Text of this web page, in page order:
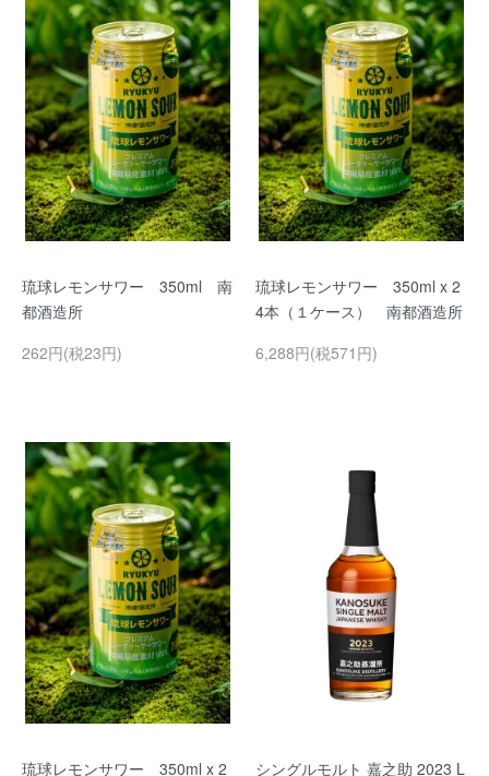
琉球レモンサワー 350ml 南
都酒造所
262円(税23円)
琉球レモンサワー 350ml x 2
4本（１ケース） 南都酒造所
6,288円(税571円)
琉球レモンサワー 350ml x 2
シングルモルト 嘉之助 2023 L